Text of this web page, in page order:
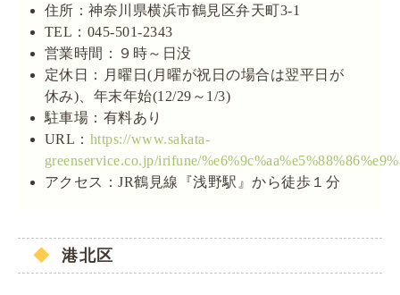
住所：神奈川県横浜市鶴見区弁天町3-1
TEL：045-501-2343
営業時間：９時～日没
定休日：月曜日(月曜が祝日の場合は翌平日が
休み)、年末年始(12/29～1/3)
駐車場：有料あり
URL： https://www.sakata-
greenservice.co.jp/irifune/
アクセス：JR鶴見線『浅野駅』から徒歩１分
港北区